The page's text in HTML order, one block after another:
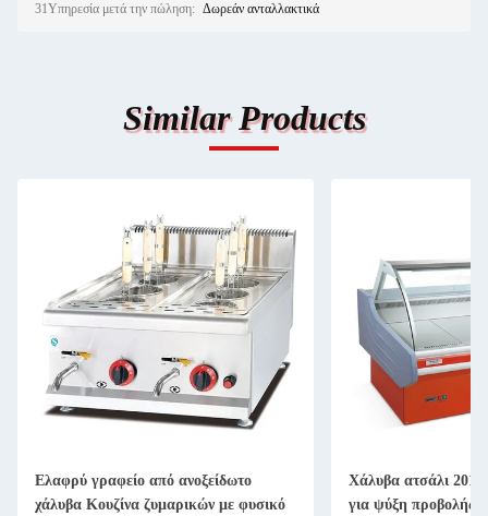
31Υπηρεσία μετά την πώληση: Δωρεάν ανταλλακτικά
Similar Products
Ελαφρύ γραφείο από ανοξείδωτο
χάλυβα Κουζίνα ζυμαρικών με φυσικό
Χάλυβα ατσάλι 201
για ψύξη προβολής